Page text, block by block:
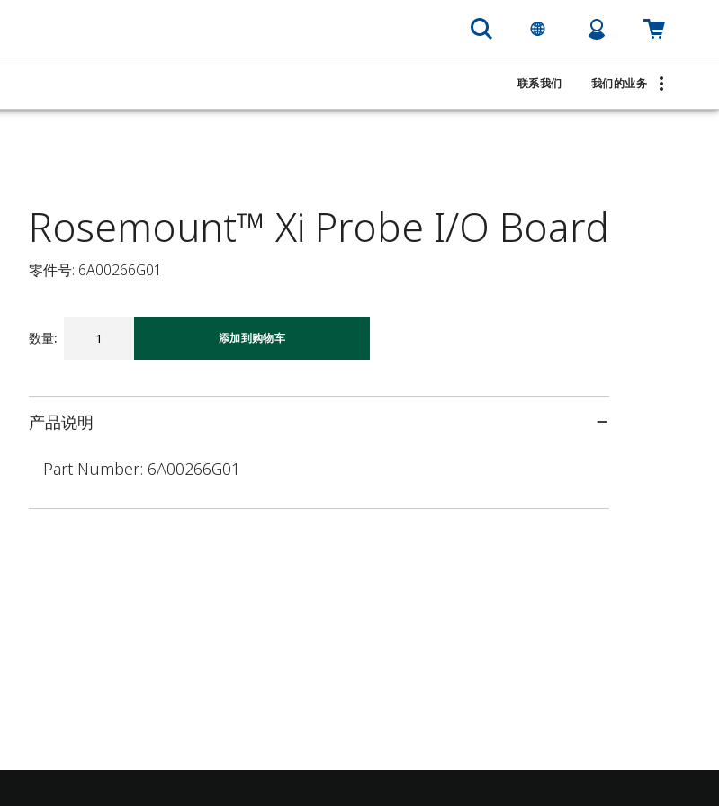
联系我们 我们的业务
Rosemount™ Xi Probe I/O Board
零件号: 6A00266G01
数量: 添加到购物车
产品说明
Part Number: 6A00266G01